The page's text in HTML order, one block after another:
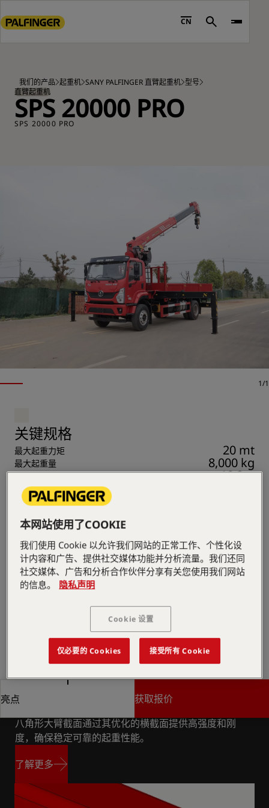
to
footer
content
CN Search
我们的产品 起重机 SANY PALFINGER 直臂起重机 型号
直臂起重机
SPS 20000 PRO
SPS 20000 PRO
1/1
关键规格
最大起重力矩 20 mt
最大起重量 8,000 kg
最大作业半径 18.3m
按照欧洲质量标准制造，性能可靠、安全。大臂采用高强
度钢板，八边形吊臂截面，确保吊机起重性能的稳定及可
靠。更长的臂长和更大的支腿跨距保证了更强的起重性能
和稳定性。
过卷停止和过载保护系统以及宽座椅提供了更安全、更舒
适的操作。适用于众多行业的多功能解决方案：砖块处
理、园林、集装箱、电力
索取报价
查找销售合作伙伴
查找销售合作伙伴
亮点
亮点
获取报价
获取报价
八边形大臂截面
八角形大臂截面通过其优化的横截面提供高强度和刚
度，确保稳定可靠的起重性能。
了解更多
了解更多
本网站使用了COOKIE
我们使用 Cookie 以允许我们网站的正常工作、个性化设
计内容和广告、提供社交媒体功能并分析流量。我们还同
社交媒体、广告和分析合作伙伴分享有关您使用我们网站
的信息。
隐私声明
Cookie 设置
仅必要的 Cookies 接受所有 Cookie